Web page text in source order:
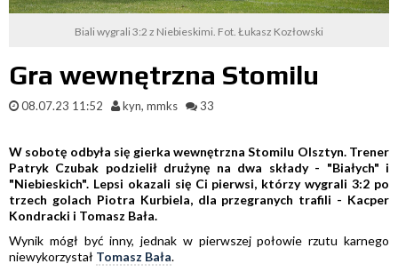
Biali wygrali 3:2 z Niebieskimi. Fot. Łukasz Kozłowski
Gra wewnętrzna Stomilu
08.07.23 11:52 kyn, mmks 33
W sobotę odbyła się gierka wewnętrzna Stomilu Olsztyn. Trener
Patryk Czubak podzielił drużynę na dwa składy - "Białych" i
"Niebieskich". Lepsi okazali się Ci pierwsi, którzy wygrali 3:2 po
trzech golach Piotra Kurbiela, dla przegranych trafili - Kacper
Kondracki i Tomasz Bała.
Wynik mógł być inny, jednak w pierwszej połowie rzutu karnego
niewykorzystał Tomasz Bała.